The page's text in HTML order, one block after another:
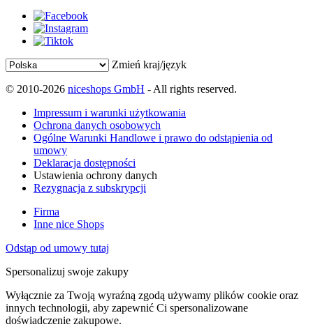
Zmień kraj/język
© 2010-2026 niceshops GmbH - All rights reserved.
Impressum i warunki użytkowania
Ochrona danych osobowych
Ogólne Warunki Handlowe i prawo do odstąpienia od
umowy
Deklaracja dostępności
Ustawienia ochrony danych
Rezygnacja z subskrypcji
Firma
Inne nice Shops
Odstąp od umowy tutaj
Spersonalizuj swoje zakupy
Wyłącznie za Twoją wyraźną zgodą używamy plików cookie oraz
innych technologii, aby zapewnić Ci spersonalizowane
doświadczenie zakupowe.